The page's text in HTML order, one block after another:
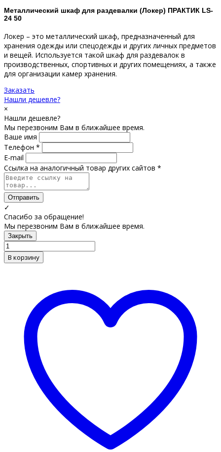
Металлический шкаф для раздевалки (Локер) ПРАКТИК LS-
24 50
Локер – это металлический шкаф, предназначенный для
хранения одежды или спецодежды и других личных предметов
и вещей. Используется такой шкаф для раздевалок в
производственных, спортивных и других помещениях, а также
для организации камер хранения.
Заказать
Нашли дешевле?
×
Нашли дешевле?
Мы перезвоним Вам в ближайшее время.
Ваше имя
Телефон *
E-mail
Ссылка на аналогичный товар других сайтов *
Отправить
✓
Спасибо за обращение!
Мы перезвоним Вам в ближайшее время.
Закрыть
В корзину